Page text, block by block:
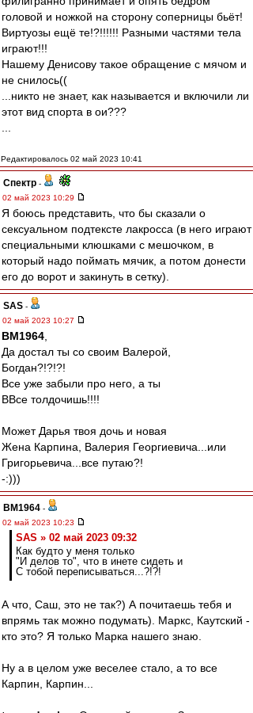
головой и ножкой на сторону соперницы бьёт!
Виртуозы ещё те!?!!!!!! Разными частями тела
играют!!!
Нашему Денисову такое обращение с мячом и
не снилось((
...никто не знает, как называется и включили ли
этот вид спорта в ои???
Редактировалось 02 май 2023 10:41
Спектр -
02 май 2023 10:29
Я боюсь представить, что бы сказали о
сексуальном подтексте лакросса (в него играют
специальными клюшками с мешочком, в
который надо поймать мячик, а потом донести
его до ворот и закинуть в сетку).
SAS -
02 май 2023 10:27
BM1964
Да достал ты со своим Валерой,
Богдан?!?!?!
Все уже забыли про него, а ты
ВВсе толдочишь!!!!
Может Дарья твоя дочь и новая
Жена Карпина, Валерия Георгиевича...или
Григорьевича...все путаю?!
-:)))
BM1964 -
02 май 2023 10:23
SAS » 02 май 2023 09:32
Как будто у меня только
"И делов то", что в инете сидеть и
С тобой переписываться...?!?!
А что, Саш, это не так?) А почитаешь тебя и
впрямь так можно подумать). Маркс, Каутский -
кто это? Я только Марка нашего знаю.
Ну а в целом уже веселее стало, а то все
Карпин, Карпин...